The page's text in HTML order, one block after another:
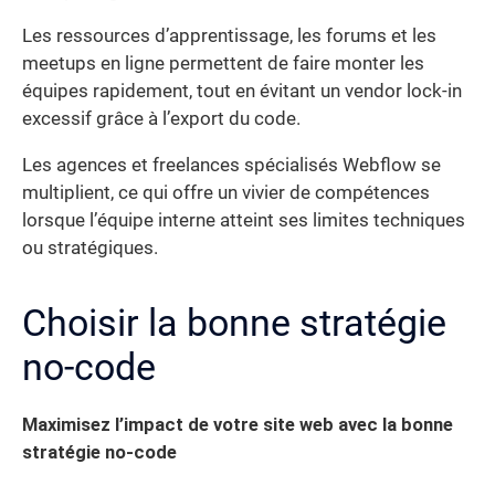
Les ressources d’apprentissage, les forums et les
meetups en ligne permettent de faire monter les
équipes rapidement, tout en évitant un vendor lock-in
excessif grâce à l’export du code.
Les agences et freelances spécialisés Webflow se
multiplient, ce qui offre un vivier de compétences
lorsque l’équipe interne atteint ses limites techniques
ou stratégiques.
Choisir la bonne stratégie
no-code
Maximisez l’impact de votre site web avec la bonne
stratégie no-code